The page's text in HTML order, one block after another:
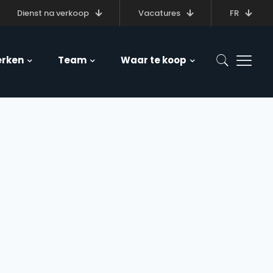
Dienst na verkoop Vacatures FR
Team Waar te koop